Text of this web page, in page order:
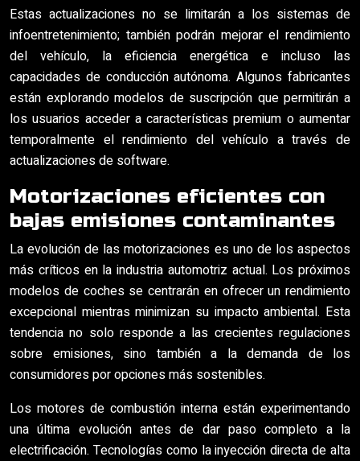
Estas actualizaciones no se limitarán a los sistemas de
infoentretenimiento; también podrán mejorar el rendimiento
del vehículo, la eficiencia energética e incluso las
capacidades de conducción autónoma. Algunos fabricantes
están explorando modelos de suscripción que permitirán a
los usuarios acceder a características premium o aumentar
temporalmente el rendimiento del vehículo a través de
actualizaciones de software.
Motorizaciones eficientes con
bajas emisiones contaminantes
La evolución de las motorizaciones es uno de los aspectos
más críticos en la industria automotriz actual. Los próximos
modelos de coches se centrarán en ofrecer un rendimiento
excepcional mientras minimizan su impacto ambiental. Esta
tendencia no solo responde a las crecientes regulaciones
sobre emisiones, sino también a la demanda de los
consumidores por opciones más sostenibles.
Los motores de combustión interna están experimentando
una última evolución antes de dar paso completo a la
electrificación. Tecnologías como la inyección directa de alta